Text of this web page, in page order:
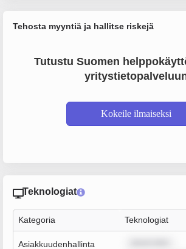
Tehosta myyntiä ja hallitse riskejä
Tutustu Suomen
Kokeile ilmaiseksi
Teknologiat
Kategoria Teknologiat
Asiakkuudenhallinta